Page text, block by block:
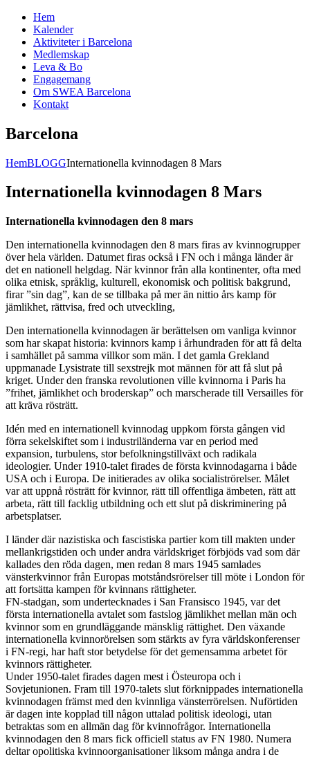
Hem
Kalender
Aktiviteter i Barcelona
Medlemskap
Leva & Bo
Engagemang
Om SWEA Barcelona
Kontakt
Barcelona
HemBLOGGInternationella kvinnodagen 8 Mars
Internationella kvinnodagen 8 Mars
Internationella kvinnodagen den 8 mars
Den internationella kvinnodagen den 8 mars firas av kvinnogrupper
över hela världen. Datumet firas också i FN och i många länder är
det en nationell helgdag. När kvinnor från alla kontinenter, ofta med
olika etnisk, språklig, kulturell, ekonomisk och politisk bakgrund,
firar ”sin dag”, kan de se tillbaka på mer än nittio års kamp för
jämlikhet, rättvisa, fred och utveckling,
Den internationella kvinnodagen är berättelsen om vanliga kvinnor
som har skapat historia: kvinnors kamp i århundraden för att få delta
i samhället på samma villkor som män. I det gamla Grekland
uppmanade Lysistrate till sexstrejk mot männen för att få slut på
kriget. Under den franska revolutionen ville kvinnorna i Paris ha
”frihet, jämlikhet och broderskap” och marscherade till Versailles för
att kräva rösträtt.
Idén med en internationell kvinnodag uppkom första gången vid
förra sekelskiftet som i industriländerna var en period med
expansion, turbulens, stor befolkningstillväxt och radikala
ideologier. Under 1910-talet firades de första kvinnodagarna i både
USA och i Europa. De initierades av olika socialiströrelser. Målet
var att uppnå rösträtt för kvinnor, rätt till offentliga ämbeten, rätt att
arbeta, rätt till facklig utbildning och ett slut på diskriminering på
arbetsplatser.
I länder där nazistiska och fascistiska partier kom till makten under
mellankrigstiden och under andra världskriget förbjöds vad som där
kallades den röda dagen, men redan 8 mars 1945 samlades
vänsterkvinnor från Europas motståndsrörelser till möte i London för
att fortsätta kampen för kvinnans rättigheter.
FN-stadgan, som undertecknades i San Fransisco 1945, var det
första internationella avtalet som fastslog jämlikhet mellan män och
kvinnor som en grundläggande mänsklig rättighet. Den växande
internationella kvinnorörelsen som stärkts av fyra världskonferenser
i FN-regi, har haft stor betydelse för det gemensamma arbetet för
kvinnors rättigheter.
Under 1950-talet firades dagen mest i Östeuropa och i
Sovjetunionen. Fram till 1970-talets slut förknippades internationella
kvinnodagen främst med den kvinnliga vänsterrörelsen. Nuförtiden
är dagen inte kopplad till någon uttalad politisk ideologi, utan
betraktas som en allmän dag för kvinnofrågor. Internationella
kvinnodagen den 8 mars fick officiell status av FN 1980. Numera
deltar opolitiska kvinnoorganisationer liksom många andra i de